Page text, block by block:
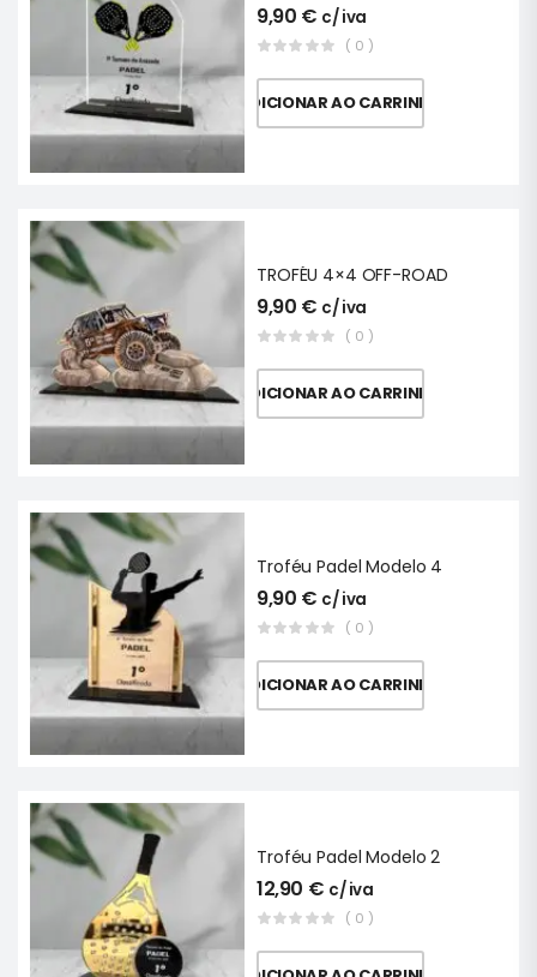
9,90 € c/ iva
( 0 )
ADICIONAR AO CARRINHO
TROFÉU 4×4 OFF-ROAD
9,90 € c/ iva
( 0 )
ADICIONAR AO CARRINHO
Troféu Padel Modelo 4
9,90 € c/ iva
( 0 )
ADICIONAR AO CARRINHO
Troféu Padel Modelo 2
12,90 € c/ iva
( 0 )